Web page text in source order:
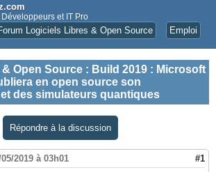
et IT Pro
Logiciels Libres & Open Source Emploi
Open Source : Build 2019 : Microsoft
en open source son
des simulateurs quantiques
Répondre à la discussion
05/2019 à 03h01 #1